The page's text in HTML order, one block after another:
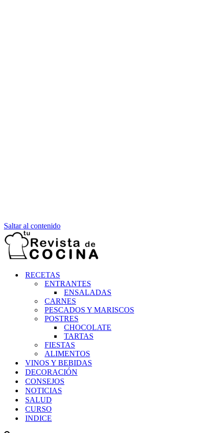
Saltar al contenido
RECETAS
ENTRANTES
ENSALADAS
CARNES
PESCADOS Y MARISCOS
POSTRES
CHOCOLATE
TARTAS
FIESTAS
ALIMENTOS
VINOS Y BEBIDAS
DECORACIÓN
CONSEJOS
NOTICIAS
SALUD
CURSO
INDICE